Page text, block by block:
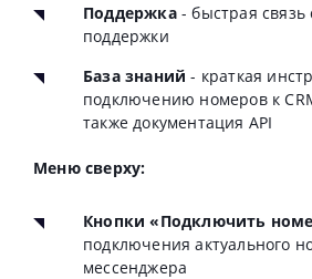
Поддержка - быстрая связь
поддержки
База знаний - краткая
подключению номеров к
также документация API
Меню сверху:
Кнопки «Подключить
подключения актуального
мессенджера